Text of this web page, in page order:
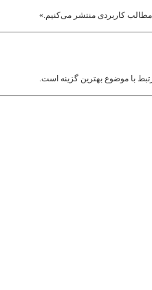
مطالب کاربردی منتشر می‌کنیم.»
با موضوع بهترین گزینه است.